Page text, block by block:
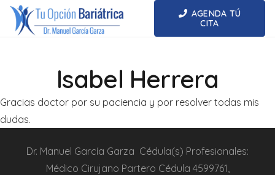
AGENDA TÚ
CITA
Isabel Herrera
Gracias doctor por su paciencia y por resolver todas mis
dudas.
Dr. Manuel García Garza Cédula(s) Profesionales:
Médico Cirujano Partero Cédula 4599761